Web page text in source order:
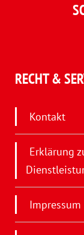
RECHT &
Kontakt
Erklärung
Impressum